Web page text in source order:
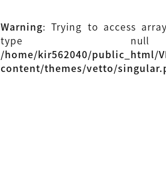
Warning: Trying to access
type
/home/kir562040/public_html/
content/themes/vetto/